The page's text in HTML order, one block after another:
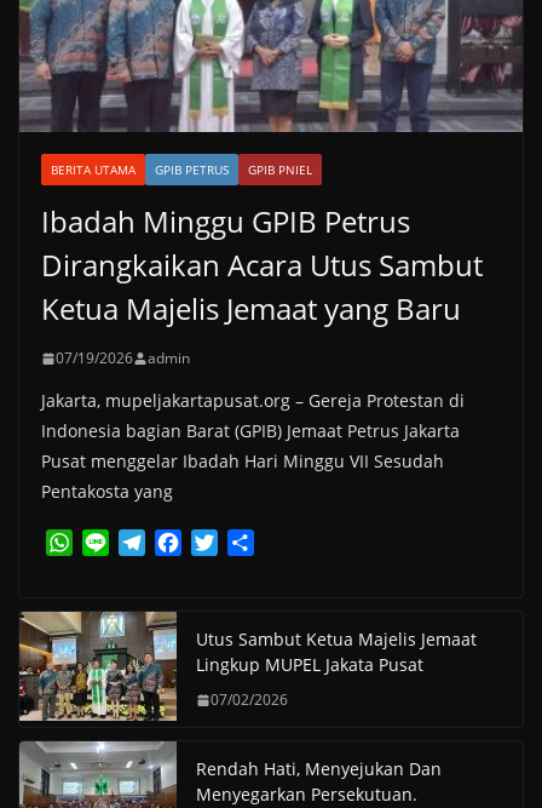
BERITA UTAMA GPIB PETRUS GPIB PNIEL
Ibadah Minggu GPIB Petrus
Dirangkaikan Acara Utus Sambut
Ketua Majelis Jemaat yang Baru
07/19/2026 admin
Jakarta, mupeljakartapusat.org – Gereja Protestan di
Indonesia bagian Barat (GPIB) Jemaat Petrus Jakarta
Pusat menggelar Ibadah Hari Minggu VII Sesudah
Pentakosta yang
a
t
s
A
p
p
n
e
l
e
g
r
a
m
c
e
b
o
o
k
t
t
e
r
e
Utus Sambut Ketua Majelis Jemaat
Lingkup MUPEL Jakata Pusat
07/02/2026
Rendah Hati, Menyejukan Dan
Menyegarkan Persekutuan.